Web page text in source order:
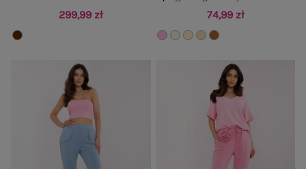
299,99 zł 74,99 zł